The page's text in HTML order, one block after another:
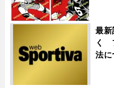
最
く
法に